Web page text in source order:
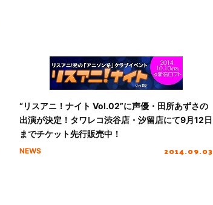
“リスアニ！ナイト Vol.02”に声優・田所あずさの
出演が決定！タワレコ渋谷店・汐留店にて9月12日
までチケット先行販売中！
NEWS 2014.09.03